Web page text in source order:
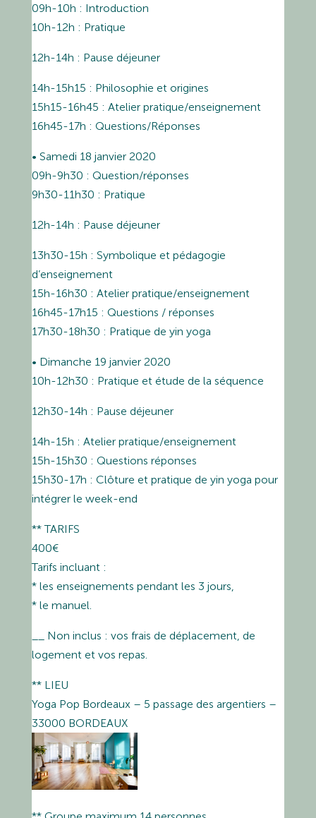
09h-10h : Introduction
10h-12h : Pratique
12h-14h : Pause déjeuner
14h-15h15 : Philosophie et origines
15h15-16h45 : Atelier pratique/enseignement
16h45-17h : Questions/Réponses
• Samedi 18 janvier 2020
09h-9h30 : Question/réponses
9h30-11h30 : Pratique
12h-14h : Pause déjeuner
13h30-15h : Symbolique et pédagogie
d’enseignement
15h-16h30 : Atelier pratique/enseignement
16h45-17h15 : Questions / réponses
17h30-18h30 : Pratique de yin yoga
• Dimanche 19 janvier 2020
10h-12h30 : Pratique et étude de la séquence
12h30-14h : Pause déjeuner
14h-15h : Atelier pratique/enseignement
15h-15h30 : Questions réponses
15h30-17h : Clôture et pratique de yin yoga pour
intégrer le week-end
** TARIFS
400€
Tarifs incluant :
* les enseignements pendant les 3 jours,
* le manuel.
__ Non inclus : vos frais de déplacement, de
logement et vos repas.
** LIEU
Yoga Pop Bordeaux – 5 passage des argentiers –
33000 BORDEAUX